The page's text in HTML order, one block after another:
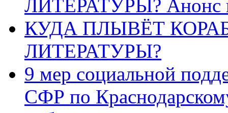
ЛИТЕРАТУРЫ? Анонс
КУДА ПЛЫВЁТ
ЛИТЕРАТУРЫ?
9 мер социальной
СФР по